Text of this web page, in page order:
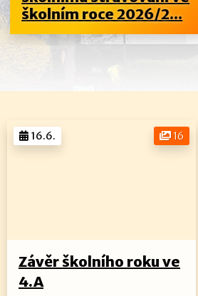
školním roce 2026/2...
Závěr školního roku ve
4.A
16
16.6.